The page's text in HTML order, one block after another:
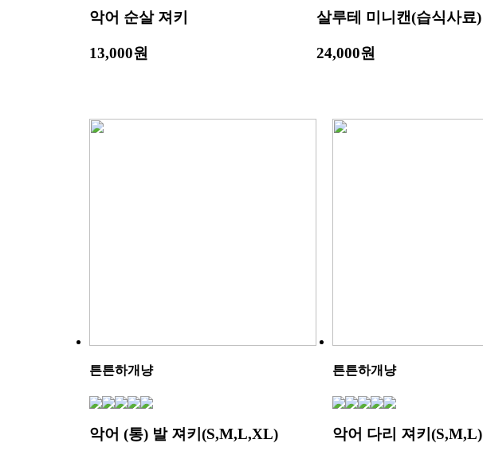
악어 순살 져키
13,000원
살루테 미니캔(습식사료)
24,000원
튼튼하개냥
악어 (통) 발 져키(S,M,L,XL)
튼튼하개냥
악어 다리 져키(S,M,L)